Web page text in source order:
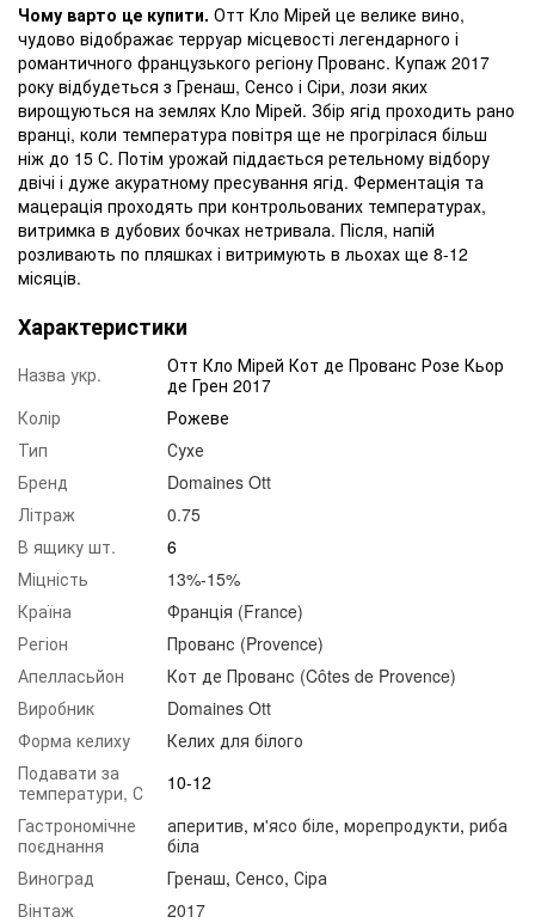
Чому варто це купити. Отт Кло Мірей це велике вино,
чудово відображає терруар місцевості легендарного і
романтичного французького регіону Прованс. Купаж 2017
року відбудеться з Гренаш, Сенсо і Сіри, лози яких
вирощуються на землях Кло Мірей. Збір ягід проходить рано
вранці, коли температура повітря ще не прогрілася більш
ніж до 15 С. Потім урожай піддається ретельному відбору
двічі і дуже акуратному пресування ягід. Ферментація та
мацерація проходять при контрольованих температурах,
витримка в дубових бочках нетривала. Після, напій
розливають по пляшках і витримують в льохах ще 8-12
місяців.
Характеристики
Назва укр.
Отт Кло Мірей Кот де Прованс Розе Кьор
де Грен 2017
Колір
Рожеве
Тип
Сухе
Бренд
Domaines Ott
Літраж
0.75
В ящику шт.
6
Міцність
13%-15%
Країна
Франція (France)
Регіон
Прованс (Provence)
Апелласьйон
Кот де Прованс (Côtes de Provence)
Виробник
Domaines Ott
Форма келиху
Келих для білого
Подавати за
температури, С
10-12
Гастрономічне
поєднання
аперитив, м'ясо біле, морепродукти, риба
біла
Виноград
Гренаш, Сенсо, Сіра
Вінтаж
2017